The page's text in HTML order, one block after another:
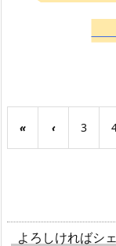
« ‹ 3
よろしければシ